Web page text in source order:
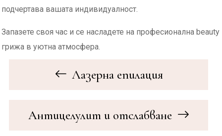
подчертава вашата индивидуалност.
Запазете своя час и се насладете на професионална beauty
грижа в уютна атмосфера.
Лазерна епилация
Антицелулит и отслабване